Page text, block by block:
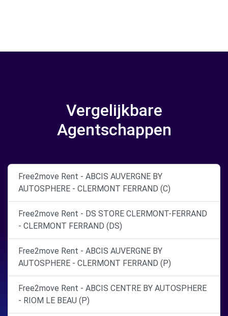
Vergelijkbare
Agentschappen
Free2move Rent - ABCIS AUVERGNE BY
AUTOSPHERE - CLERMONT FERRAND (C)
Free2move Rent - DS STORE CLERMONT-FERRAND
- CLERMONT FERRAND (DS)
Free2move Rent - ABCIS AUVERGNE BY
AUTOSPHERE - CLERMONT FERRAND (P)
Free2move Rent - ABCIS CENTRE BY AUTOSPHERE
- RIOM LE BEAU (P)